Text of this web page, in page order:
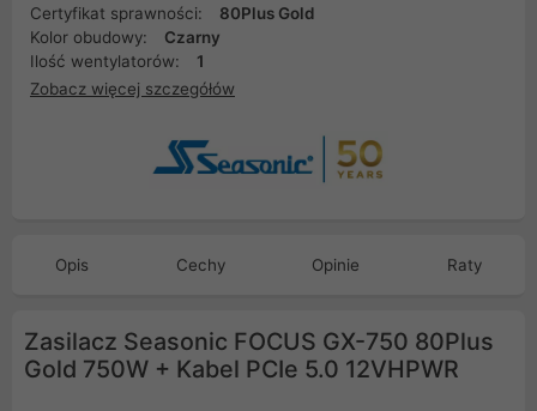
Certyfikat sprawności:
80Plus Gold
Kolor obudowy:
Czarny
Ilość wentylatorów:
1
Zobacz więcej szczegółów
Opis Cechy Opinie Raty
Zasilacz Seasonic FOCUS GX-750 80Plus
Gold 750W + Kabel PCIe 5.0 12VHPWR